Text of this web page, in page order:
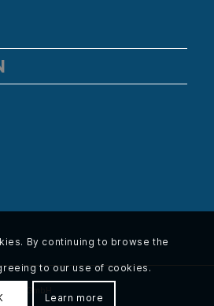
By continuing to browse the
to our use of cookies.
Learn more